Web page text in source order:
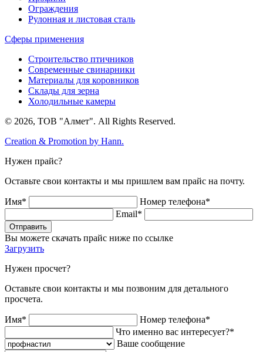
Ограждения
Рулонная и листовая сталь
Сферы применения
Строительство птичников
Современные свинарники
Материалы для коровников
Склады для зерна
Холодильные камеры
© 2026, ТОВ "Алмет". All Rights Reserved.
Creation & Promotion by Hann.
Нужен прайс?
Оставьте свои контакты и мы пришлем вам прайс на почту.
Имя*
Номер телефона*
Email*
Отправить
Вы можете скачать прайс ниже по ссылке
Загрузить
Нужен просчет?
Оставьте свои контакты и мы позвоним для детального
просчета.
Имя*
Номер телефона*
Что именно вас интересует?*
Ваше сообщение